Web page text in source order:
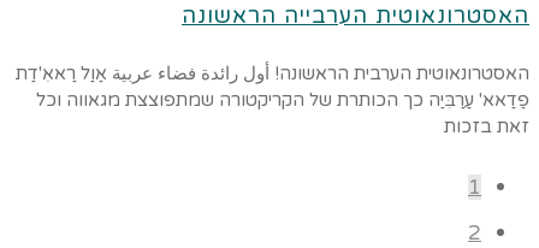
האסטרונאוטית הערבייה הראשונה
האסטרונאוטית הערבית הראשונה! أول رائدة فضاء عربية אַוַל רַאאִ'דַת
פַדַאא' עַרַבִּיַה כך הכותרת של הקריקטורה שמתפוצצת מגאווה וכל
זאת בזכות
1
2